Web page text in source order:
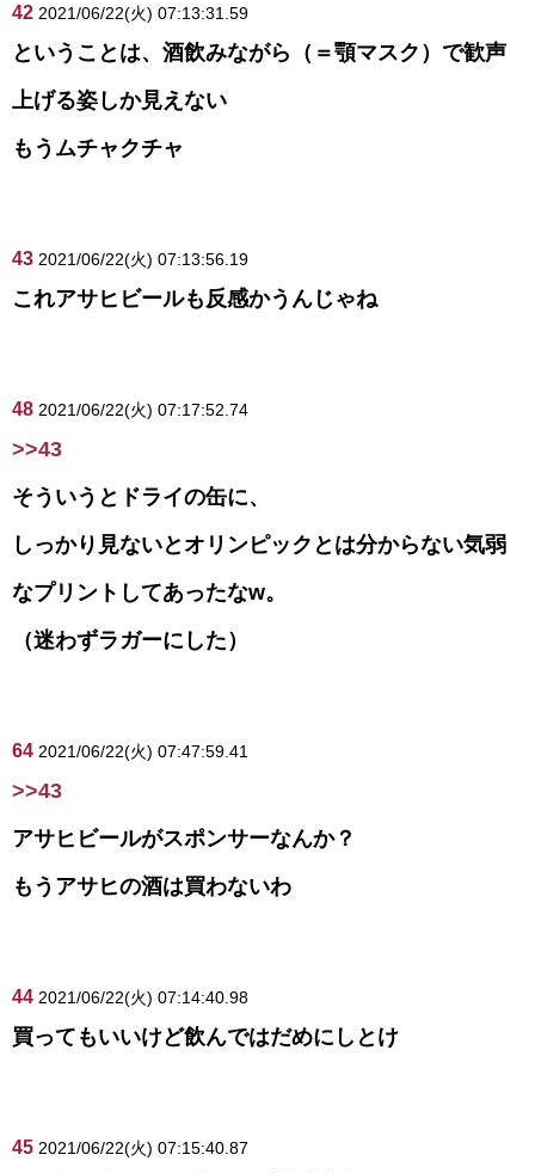
42 2021/06/22(火) 07:13:31.59
ということは、酒飲みながら（＝顎マスク）で歓声
上げる姿しか見えない
もうムチャクチャ
43 2021/06/22(火) 07:13:56.19
これアサヒビールも反感かうんじゃね
48 2021/06/22(火) 07:17:52.74
>>43
そういうとドライの缶に、
しっかり見ないとオリンピックとは分からない気弱
なプリントしてあったなw。
（迷わずラガーにした）
64 2021/06/22(火) 07:47:59.41
>>43
アサヒビールがスポンサーなんか？
もうアサヒの酒は買わないわ
44 2021/06/22(火) 07:14:40.98
買ってもいいけど飲んではだめにしとけ
45 2021/06/22(火) 07:15:40.87